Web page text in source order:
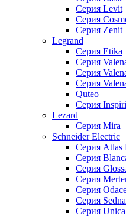
Серия Levit
Серия
Серия Zenit
Legrand
Серия Etika
Серия
Серия
Серия
Quteo
Серия
Lezard
Серия Mira
Schneider Electric
Серия Atlas
Серия
Серия
Серия
Серия
Серия Sedna
Серия Unica